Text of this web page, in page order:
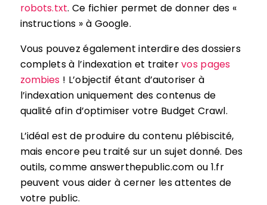
robots.txt. Ce fichier permet de donner des «
instructions » à Google.
Vous pouvez également interdire des dossiers
complets à l’indexation et traitervos pages
zombies ! L’objectif étant d’autoriser à
l’indexation uniquement des contenus de
qualité afin d’optimiser votre Budget Crawl.
L’idéal est de produire du contenu plébiscité,
mais encore peu traité sur un sujet donné. Des
outils, comme answerthepublic.com ou 1.fr
peuvent vous aider à cerner les attentes de
votre public.